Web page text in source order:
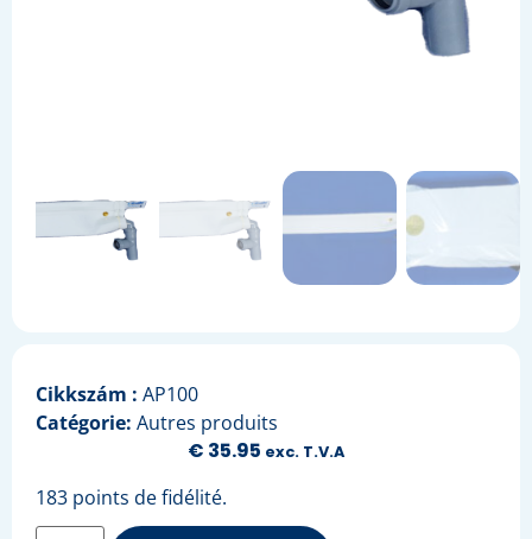
Cikkszám : AP100
Catégorie: Autres produits
€ 35.95 exc. T.V.A
183 points de fidélité.